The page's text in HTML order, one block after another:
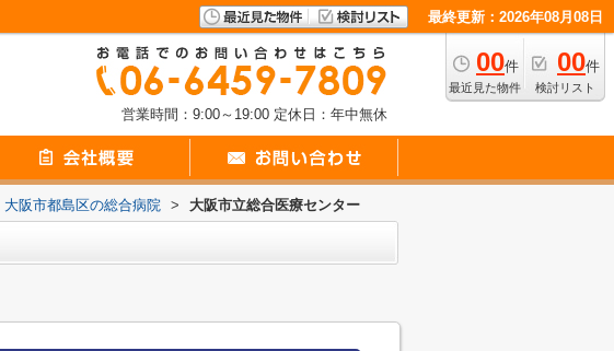
最終更新：2026年08月08日
00件
最近見た物件
00件
検討リスト
営業時間：9:00～19:00 定休日：年中無休
大阪市都島区の総合病院 > 大阪市立総合医療センター